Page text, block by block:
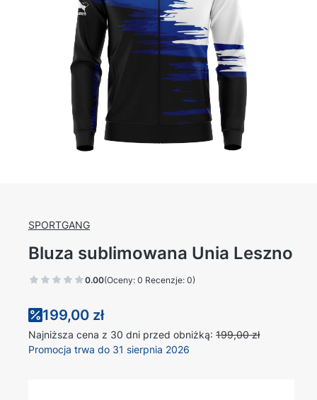
SPORTGANG
Bluza sublimowana Unia Leszno
0.00(Oceny: 0 Recenzje: 0)
199,00 zł
Najniższa cena z 30 dni przed obniżką: 199,00 zł
Promocja trwa do 31 sierpnia 2026